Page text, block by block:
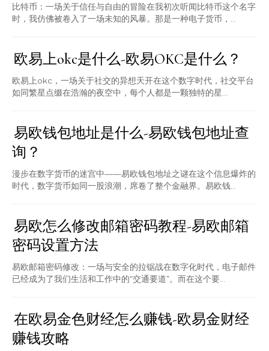
比特币：一场关于信任与自由的冒险在我初次听闻比特币这个名字
时，我仿佛被卷入了一场未知的风暴。那是一种电子货币，...
欧易上okc是什么-欧易OKC是什么？
欧易上okc，一场关于社交的异想天开在这个数字时代，社交平台
如同繁星点缀在浩瀚的夜空中，每个人都是一颗独特的星...
易欧钱包地址是什么-易欧钱包地址查
询？
漫步在数字货币的迷宫中——易欧钱包地址之谜在这个信息爆炸的
时代，数字货币如同一股浪潮，席卷了整个金融界。易欧钱...
易欧怎么修改邮箱密码教程-易欧邮箱
密码设置方法
易欧邮箱密码修改：一场与安全的拉锯战在数字化时代，电子邮件
已经成为了我们生活和工作中的“交通要道”。而在这个要...
在欧易金色财经怎么赚钱-欧易金财经
赚钱攻略